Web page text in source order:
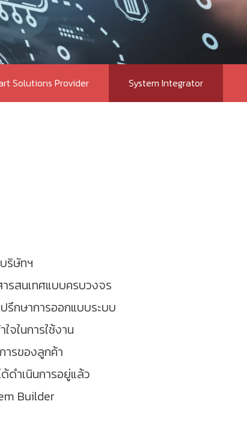
Solutions Provider System Integrator
ริษัทฯ
รสนเทศแบบครบวงจร
รึกษาการออกแบบระบบ
จในการใช้งาน
ารของลูกค้า
ำเนินการอยู่แล้ว
Builder